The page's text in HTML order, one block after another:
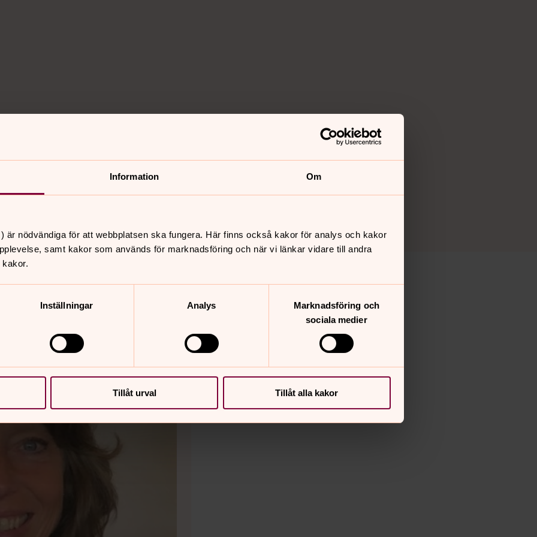
Information Om
är nödvändiga för att webbplatsen ska fungera. Här finns också kakor för analys och kakor
samt kakor som används för marknadsföring och när vi länkar vidare till andra
Inställningar Analys
Marknadsföring och
sociala medier
Tillåt urval Tillåt alla kakor